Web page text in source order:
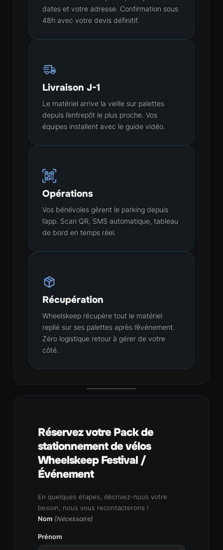
dates et votre adresse. Confirmation sous
48h avec votre devis définitif.
Livraison J-1
Le matériel arrive la veille sur palettes
depuis l’entrepôt le plus proche. Vos
équipes installent avec le guide vidéo.
Opérations
Vos bénévoles gèrent le parking depuis
l’app. Scan QR, SMS automatique, tableau
de bord en temps réel.
Récupération
Wheelskeep récupère tout le matériel
replié sur ses palettes après l’événement.
Zéro logistique retour à gérer de votre
côté.
Réservez votre Pack de
stationnement de vélos
Wheelskeep Festival /
Événement
En quelques étapes, décrivez-nous votre
besoin, nous vous recontacterons !
Nom (Nécessaire)
Prénom